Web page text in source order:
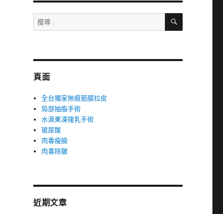
搜
尋
字:
搜
頁面
全台獨家無痕筋膜拉皮
局部抽脂手術
水滴果凍隆乳手術
玻尿酸
肉毒瘦臉
肉毒除皺
近期文章